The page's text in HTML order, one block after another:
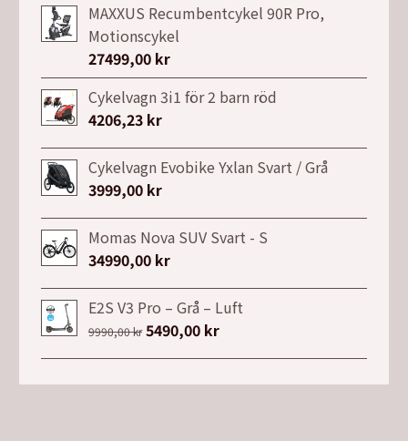
MAXXUS Recumbentcykel 90R Pro,
Motionscykel
27499,00 kr
Cykelvagn 3i1 för 2 barn röd
4206,23 kr
Cykelvagn Evobike Yxlan Svart / Grå
3999,00 kr
Momas Nova SUV Svart - S
34990,00 kr
E2S V3 Pro – Grå – Luft
9990,00kr Det
5490,00 krDet